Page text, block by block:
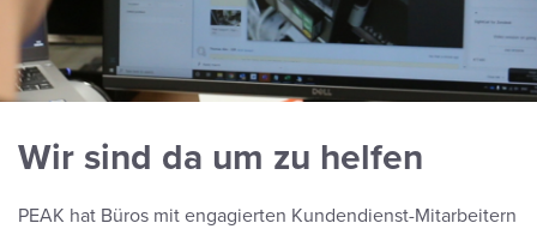
Wir sind da um zu helfen
PEAK hat Büros mit engagierten Kundendienst-Mitarbeitern